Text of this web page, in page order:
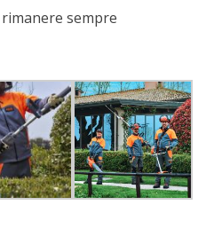
UMANI
sempre